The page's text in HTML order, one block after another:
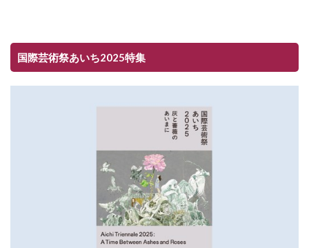
国際芸術祭あいち2025特集